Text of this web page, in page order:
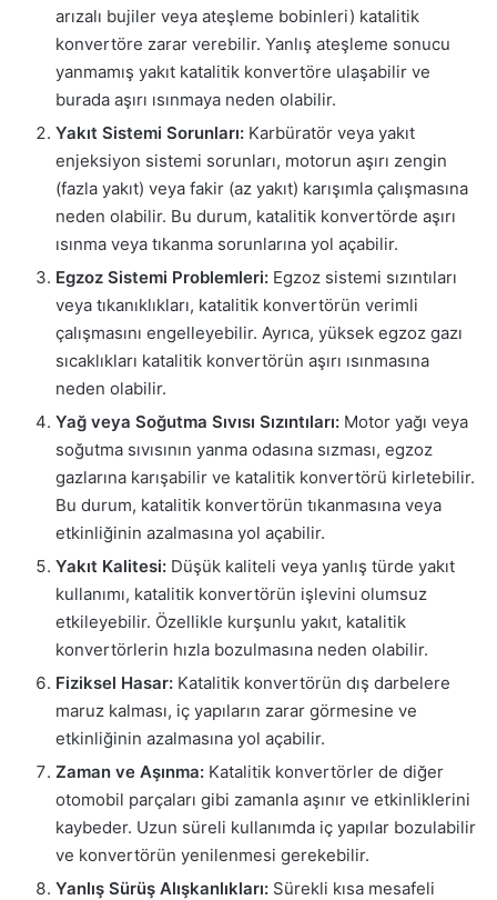
arızalı bujiler veya ateşleme bobinleri) katalitik
konvertöre zarar verebilir. Yanlış ateşleme sonucu
yanmamış yakıt katalitik konvertöre ulaşabilir ve
burada aşırı ısınmaya neden olabilir.
Yakıt Sistemi Sorunları: Karbüratör veya yakıt
enjeksiyon sistemi sorunları, motorun aşırı zengin
(fazla yakıt) veya fakir (az yakıt) karışımla çalışmasına
neden olabilir. Bu durum, katalitik konvertörde aşırı
ısınma veya tıkanma sorunlarına yol açabilir.
Egzoz Sistemi Problemleri: Egzoz sistemi sızıntıları
veya tıkanıklıkları, katalitik konvertörün verimli
çalışmasını engelleyebilir. Ayrıca, yüksek egzoz gazı
sıcaklıkları katalitik konvertörün aşırı ısınmasına
neden olabilir.
Yağ veya Soğutma Sıvısı Sızıntıları: Motor yağı veya
soğutma sıvısının yanma odasına sızması, egzoz
gazlarına karışabilir ve katalitik konvertörü kirletebilir.
Bu durum, katalitik konvertörün tıkanmasına veya
etkinliğinin azalmasına yol açabilir.
Yakıt Kalitesi: Düşük kaliteli veya yanlış türde yakıt
kullanımı, katalitik konvertörün işlevini olumsuz
etkileyebilir. Özellikle kurşunlu yakıt, katalitik
konvertörlerin hızla bozulmasına neden olabilir.
Fiziksel Hasar: Katalitik konvertörün dış darbelere
maruz kalması, iç yapıların zarar görmesine ve
etkinliğinin azalmasına yol açabilir.
Zaman ve Aşınma: Katalitik konvertörler de diğer
otomobil parçaları gibi zamanla aşınır ve etkinliklerini
kaybeder. Uzun süreli kullanımda iç yapılar bozulabilir
ve konvertörün yenilenmesi gerekebilir.
Yanlış Sürüş Alışkanlıkları: Sürekli kısa mesafeli